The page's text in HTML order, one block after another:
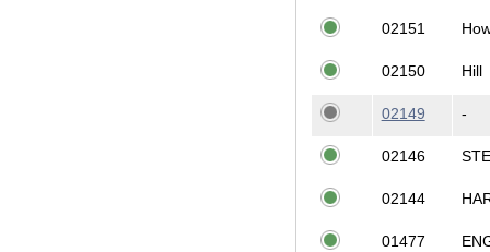
02151
02150 Hill
02149 -
02146
02144
01477